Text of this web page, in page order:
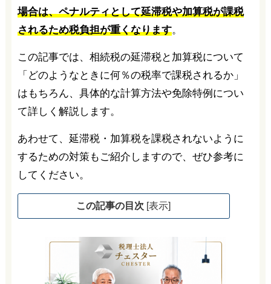
場合は、ペナルティとして延滞税や加算税が課税
されるため税負担が重くなります。
この記事では、相続税の延滞税と加算税について
「どのようなときに何％の税率で課税されるか」
はもちろん、具体的な計算方法や免除特例につい
て詳しく解説します。
あわせて、延滞税・加算税を課税されないように
するための対策もご紹介しますので、ぜひ参考に
してください。
この記事の目次 [表示]